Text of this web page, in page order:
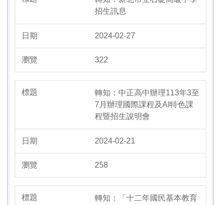
招生訊息
2024-02-27
322
轉知：中正高中辦理113年3至
7月辦理國際課程及AI特色課
程暨招生說明會
2024-02-21
258
轉知：「十二年國民基本教育